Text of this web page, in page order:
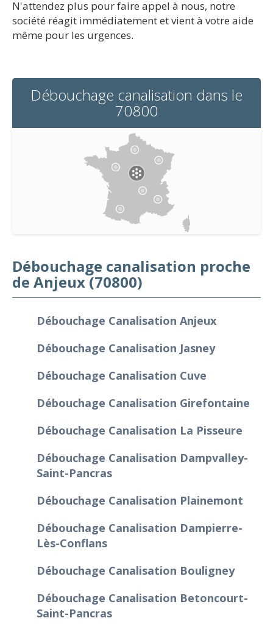
N'attendez plus pour faire appel à nous, notre
société réagit immédiatement et vient à votre aide
même pour les urgences.
Débouchage canalisation dans le
70800
Débouchage canalisation proche
de Anjeux (70800)
Débouchage Canalisation Anjeux
Débouchage Canalisation Jasney
Débouchage Canalisation Cuve
Débouchage Canalisation Girefontaine
Débouchage Canalisation La Pisseure
Débouchage Canalisation Dampvalley-
Saint-Pancras
Débouchage Canalisation Plainemont
Débouchage Canalisation Dampierre-
Lès-Conflans
Débouchage Canalisation Bouligney
Débouchage Canalisation Betoncourt-
Saint-Pancras